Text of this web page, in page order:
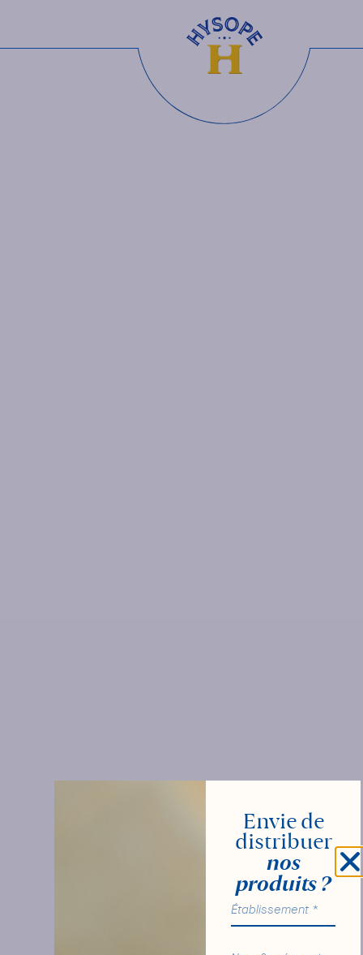
Envie de
distribuer
nos
produits ?